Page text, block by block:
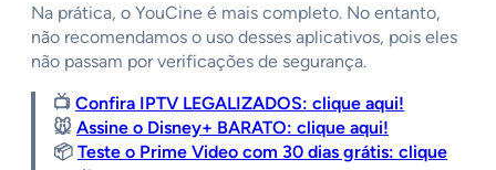
Na prática, o YouCine é mais completo. No entanto,
não recomendamos o uso desses aplicativos, pois eles
não passam por verificações de segurança.
📺 Confira IPTV LEGALIZADOS: clique aqui!
🐭 Assine o Disney+ BARATO: clique aqui!
📦 Teste o Prime Video com 30 dias grátis: clique